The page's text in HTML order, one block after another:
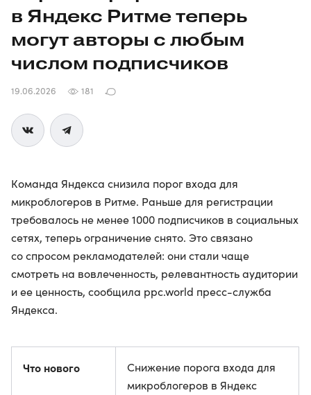
в Яндекс Ритме теперь
могут авторы с любым
числом подписчиков
19.06.2026 181
Команда Яндекса снизила порог входа для
микроблогеров в Ритме. Раньше для регистрации
требовалось не менее 1000 подписчиков в социальных
сетях, теперь ограничение снято. Это связано
со спросом рекламодателей: они стали чаще
смотреть на вовлеченность, релевантность аудитории
и ее ценность, сообщила ppc.world пресс-служба
Яндекса.
Что нового
Снижение порога входа для
микроблогеров в Яндекс